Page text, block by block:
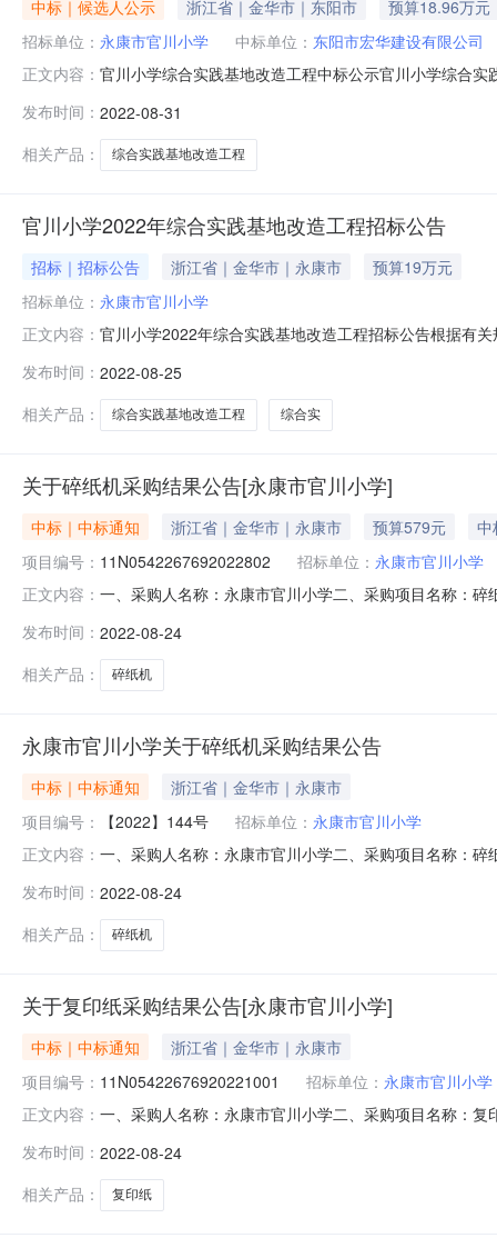
中标｜候选人公示 浙江省｜金华市｜东阳市
预算18.96万元
招标单位： 永康市官川小学 中标单位： 东阳市宏华建设有限公司
正文内容： 官川小学综合实践基地改造工程中标公示官川小学综合
189616元五、评标办法：合理低价法六、开标时间：
学吕金耀应余月吕子雀
发布时间： 2022-08-31
相关产品：
综合实践基地改造工程
官川小学2022年综合实践基地改造工程招标公告
招标｜招标公告 浙江省｜金华市｜永康市
预算19万元
招标单位： 永康市官川小学
正文内容： 官川小学2022年综合实践基地改造工程招标公告根据有
工程施工总承包叁级及以上资质。项目负责人资质要求
五、报名时间：2022年8月25
发布时间： 2022-08-25
相关产品：
综合实践基地改造工程 综合实
关于碎纸机采购结果公告[永康市官川小学]
中标｜中标通知 浙江省｜金华市｜永康市 预算579元
中
项目编号： 11N0542267692022802 招标单位： 永康市官川小学
正文内容： 一、采购人名称：永康市官川小学二、采购项目名称：
址：杭州市西湖区转塘科技经济区块9号1幢2区5楼3、
发布时间： 2022-08-24
相关产品：
碎纸机
永康市官川小学关于碎纸机采购结果公告
中标｜中标通知
浙江省｜金华市｜永康市
项目编号：
【2022】144号 招标单位： 永康市官川小学
正文内容： 一、采购人名称：永康市官川小学二、采购项目名称：
址：杭州市西湖区转塘科技经济区块9号1幢2区5楼3、
发布时间： 2022-08-24
相关产品：
碎纸机
关于复印纸采购结果公告[永康市官川小学]
中标｜中标通知
浙江省｜金华市｜永康市
项目编号： 11N05422676920221001 招标单位： 永康市官川小学
正文内容： 一、采购人名称：永康市官川小学二、采购项目名称：
址：杭州市西湖区转塘科技经济区块9号1幢2区5楼3、
发布时间： 2022-08-24
相关产品：
复印纸